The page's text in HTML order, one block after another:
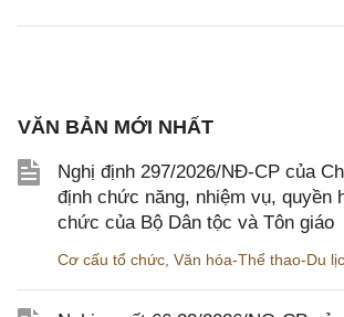
VĂN BẢN MỚI NHẤT
Nghị định 297/2026/NĐ-CP của
định chức năng, nhiệm vụ, quyền
chức của Bộ Dân tộc và Tôn giáo
Cơ cấu tổ chức Văn hóa-Thể thao-Du